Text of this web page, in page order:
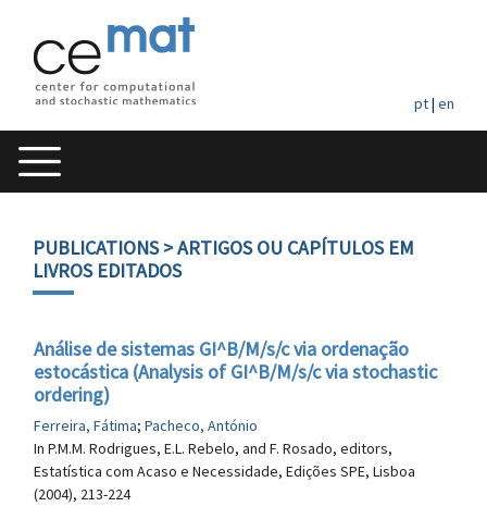
pt| en
PUBLICATIONS> ARTIGOS OU CAPÍTULOS EM
LIVROS EDITADOS
Análise de sistemas GI^B/M/s/c via ordenação
estocástica (Analysis of GI^B/M/s/c via stochastic
ordering)
Ferreira, Fátima; Pacheco, António
In P.M.M. Rodrigues, E.L. Rebelo, and F. Rosado, editors,
Estatística com Acaso e Necessidade, Edições SPE, Lisboa
(2004), 213-224